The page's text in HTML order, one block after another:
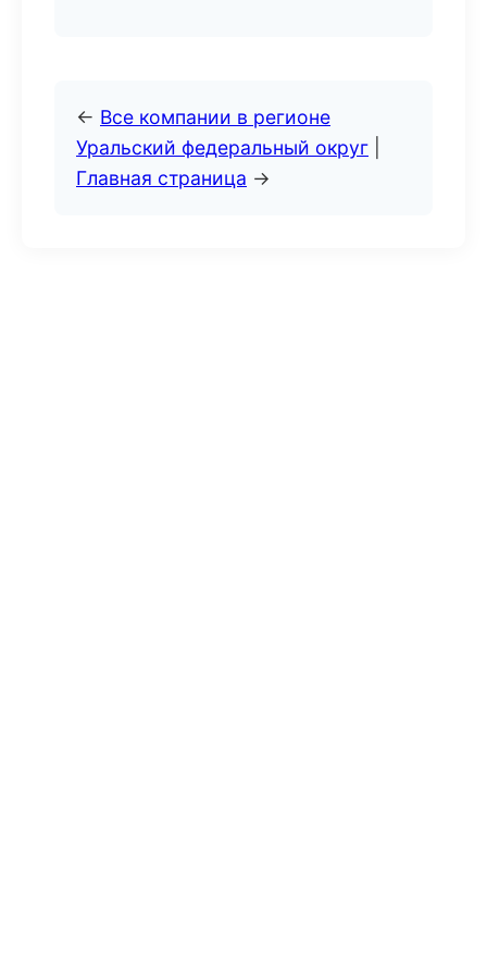
← Все компании в регионе
Уральский федеральный округ
Главная страница →